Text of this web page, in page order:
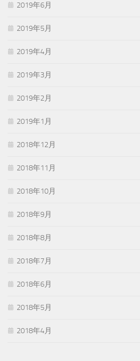
2019年6月
2019年5月
2019年4月
2019年3月
2019年2月
2019年1月
2018年12月
2018年11月
2018年10月
2018年9月
2018年8月
2018年7月
2018年6月
2018年5月
2018年4月